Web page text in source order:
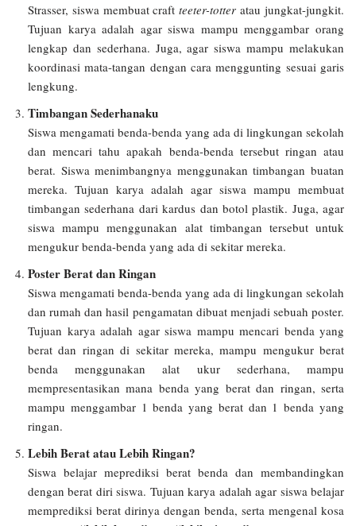
Strasser, siswa membuat craftteeter-totter atau jungkat-jungkit.
Tujuan karya adalah agar siswa mampu menggambar orang
lengkap dan sederhana. Juga, agar siswa mampu melakukan
koordinasi mata-tangan dengan cara menggunting sesuai garis
lengkung.
Timbangan Sederhanaku
Siswa mengamati benda-benda yang ada di lingkungan sekolah
dan mencari tahu apakah benda-benda tersebut ringan atau
berat. Siswa menimbangnya menggunakan timbangan buatan
mereka. Tujuan karya adalah agar siswa mampu membuat
timbangan sederhana dari kardus dan botol plastik. Juga, agar
siswa mampu menggunakan alat timbangan tersebut untuk
mengukur benda-benda yang ada di sekitar mereka.
Poster Berat dan Ringan
Siswa mengamati benda-benda yang ada di lingkungan sekolah
dan rumah dan hasil pengamatan dibuat menjadi sebuah poster.
Tujuan karya adalah agar siswa mampu mencari benda yang
berat dan ringan di sekitar mereka, mampu mengukur berat
benda menggunakan alat ukur sederhana, mampu
mempresentasikan mana benda yang berat dan ringan, serta
mampu menggambar 1 benda yang berat dan 1 benda yang
ringan.
Lebih Berat atau Lebih Ringan?
Siswa belajar meprediksi berat benda dan membandingkan
dengan berat diri siswa. Tujuan karya adalah agar siswa belajar
memprediksi berat dirinya dengan benda, serta mengenal kosa